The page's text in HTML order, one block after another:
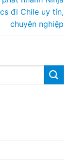
đi Chile uy tín,
chuyên nghiệp